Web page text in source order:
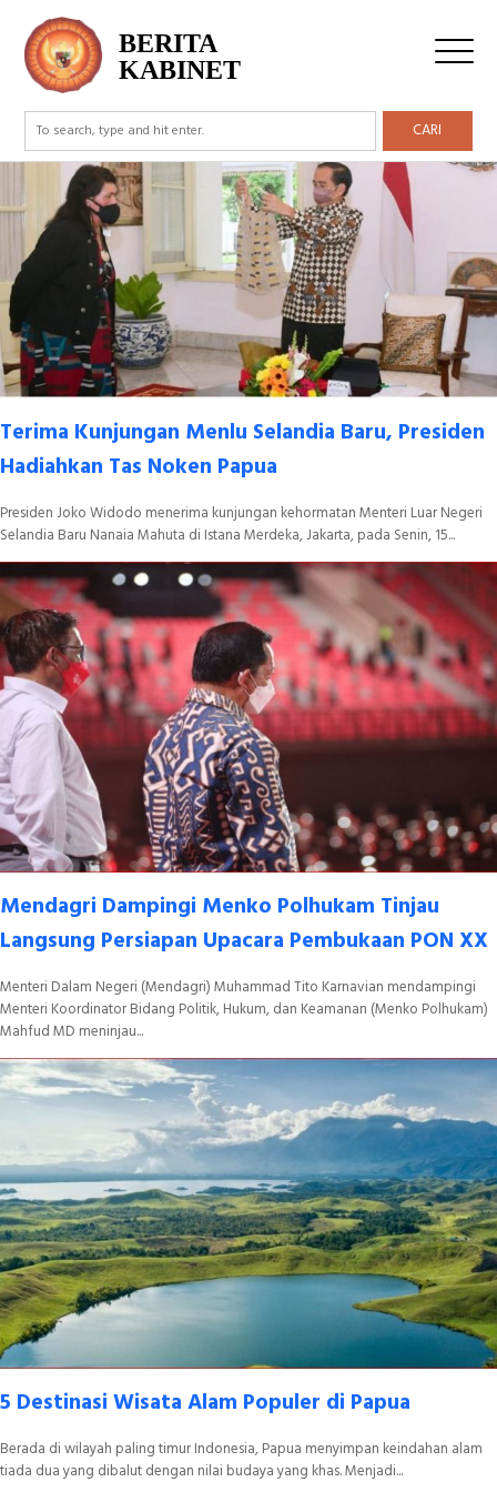
BERITA
KABINET
CARI
Tag Archive: Papua
Terima Kunjungan Menlu Selandia Baru, Presiden
Hadiahkan Tas Noken Papua
Presiden Joko Widodo menerima kunjungan kehormatan Menteri Luar Negeri
Selandia Baru Nanaia Mahuta di Istana Merdeka, Jakarta, pada Senin, 15...
Mendagri Dampingi Menko Polhukam Tinjau
Langsung Persiapan Upacara Pembukaan PON XX
Menteri Dalam Negeri (Mendagri) Muhammad Tito Karnavian mendampingi
Menteri Koordinator Bidang Politik, Hukum, dan Keamanan (Menko Polhukam)
Mahfud MD meninjau...
5 Destinasi Wisata Alam Populer di Papua
Berada di wilayah paling timur Indonesia, Papua menyimpan keindahan alam
tiada dua yang dibalut dengan nilai budaya yang khas. Menjadi...